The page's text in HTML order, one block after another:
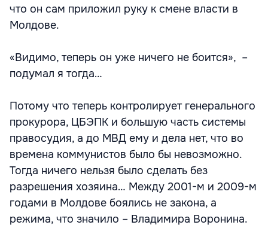
что он сам приложил руку к смене власти в
Молдове.
«Видимо, теперь он уже ничего не боится», –
подумал я тогда…
Потому что теперь контролирует генерального
прокурора, ЦБЭПК и большую часть системы
правосудия, а до МВД ему и дела нет, что во
времена коммунистов было бы невозможно.
Тогда ничего нельзя было сделать без
разрешения хозяина… Между 2001-м и 2009-м
годами в Молдове боялись не закона, а
режима, что значило – Владимира Воронина.